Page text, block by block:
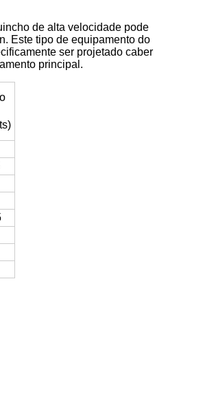
de alta velocidade pode
Este tipo de equipamento do
ser projetado caber
principal.